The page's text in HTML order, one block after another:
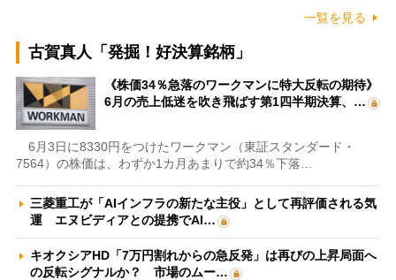
一覧を見る
古賀真人「発掘！好決算銘柄」
《株価34％急落のワークマンに特大反転の期待》
6月の売上低迷を吹き飛ばす第1四半期決算、…
6月3日に8330円をつけたワークマン（東証スタンダード・
7564）の株価は、わずか1カ月あまりで約34％下落…
三菱重工が「AIインフラの新たな主役」として再評価される気
運 エヌビディアとの提携でAI…
キオクシアHD「7万円割れからの急反発」は再びの上昇局面へ
の反転シグナルか？ 市場のムー…